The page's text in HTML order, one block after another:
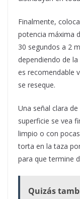
Finalmente,
potencia máxima
30 segundos a 2
dependiendo de
es recomendable
se reseque.
Una señal clara
superficie se vea
limpio o con
torta en la taza
para que termine
Quizás